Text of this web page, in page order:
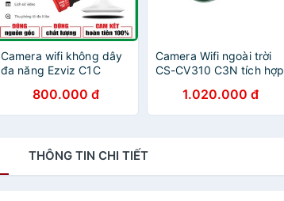
Camera wifi không dây
đa năng Ezviz C1C
chính hãng/ thẻ nhớ
ONVIZ PRO 32/64GB
800.000 đ
Camera Wifi ngoài trời
CS-CV310 C3N tích hợp
1.020.000 đ
THÔNG TIN CHI TIẾT